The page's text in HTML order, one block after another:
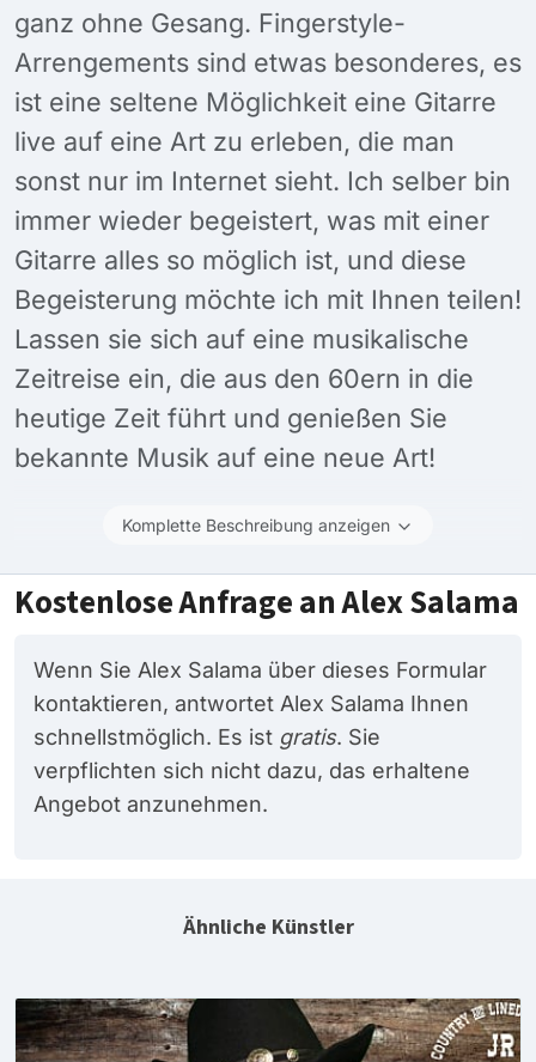
ganz ohne Gesang. Fingerstyle-
Arrengements sind etwas besonderes, es
ist eine seltene Möglichkeit eine Gitarre
live auf eine Art zu erleben, die man
sonst nur im Internet sieht. Ich selber bin
immer wieder begeistert, was mit einer
Gitarre alles so möglich ist, und diese
Begeisterung möchte ich mit Ihnen teilen!
Lassen sie sich auf eine musikalische
Zeitreise ein, die aus den 60ern in die
heutige Zeit führt und genießen Sie
bekannte Musik auf eine neue Art!
Komplette Beschreibung anzeigen
Kostenlose Anfrage an Alex Salama
Wenn Sie Alex Salama über dieses Formular
kontaktieren, antwortet Alex Salama Ihnen
schnellstmöglich. Es ist gratis. Sie
verpflichten sich nicht dazu, das erhaltene
Angebot anzunehmen.
Ähnliche Künstler